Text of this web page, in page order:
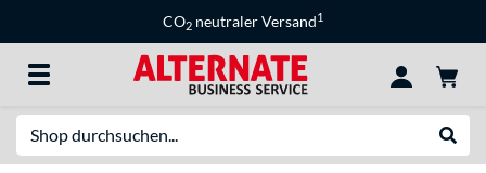
CO2 neutraler Versand1